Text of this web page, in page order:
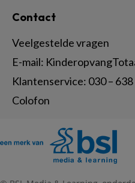
Contact
Veelgestelde vragen
E-mail:
Klantenservice: 030 –
Colofon